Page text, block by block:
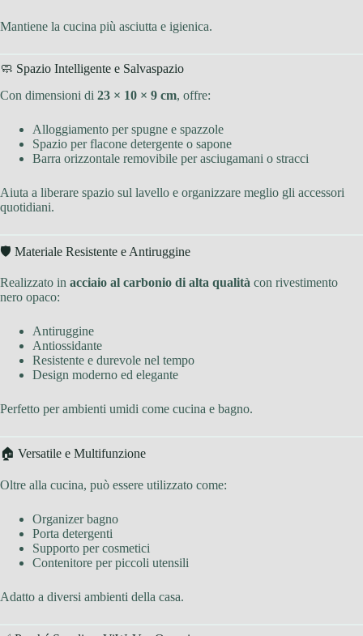
Mantiene la cucina più asciutta e igienica.
🧼 Spazio Intelligente e Salvaspazio
Con dimensioni di 23 × 10 × 9 cm, offre:
Alloggiamento per spugne e spazzole
Spazio per flacone detergente o sapone
Barra orizzontale removibile per asciugamani o stracci
Aiuta a liberare spazio sul lavello e organizzare meglio gli accessori
quotidiani.
🛡 Materiale Resistente e Antiruggine
Realizzato in acciaio al carbonio di alta qualità con rivestimento
nero opaco:
Antiruggine
Antiossidante
Resistente e durevole nel tempo
Design moderno ed elegante
Perfetto per ambienti umidi come cucina e bagno.
🏠 Versatile e Multifunzione
Oltre alla cucina, può essere utilizzato come:
Organizer bagno
Porta detergenti
Supporto per cosmetici
Contenitore per piccoli utensili
Adatto a diversi ambienti della casa.